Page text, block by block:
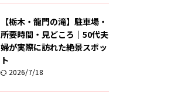
【栃木・龍門の滝】駐車場・
所要時間・見どころ｜50代夫
婦が実際に訪れた絶景スポッ
ト
2026/7/18